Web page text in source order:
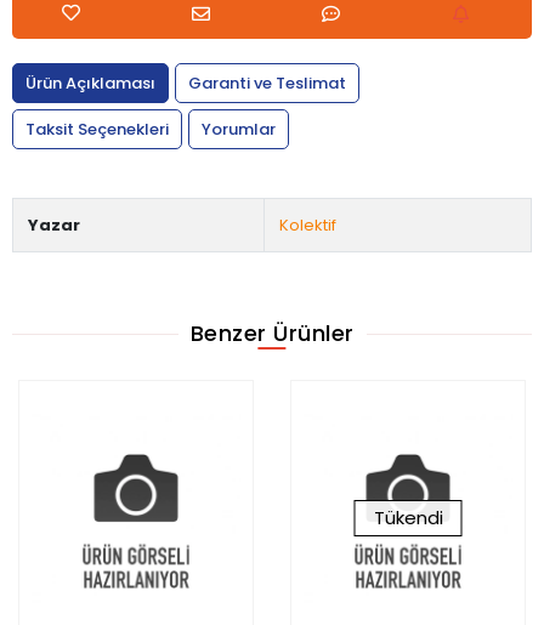
Ürün Açıklaması
Garanti ve Teslimat
Taksit Seçenekleri
Yorumlar
Yazar Kolektif
Benzer Ürünler
Tükendi